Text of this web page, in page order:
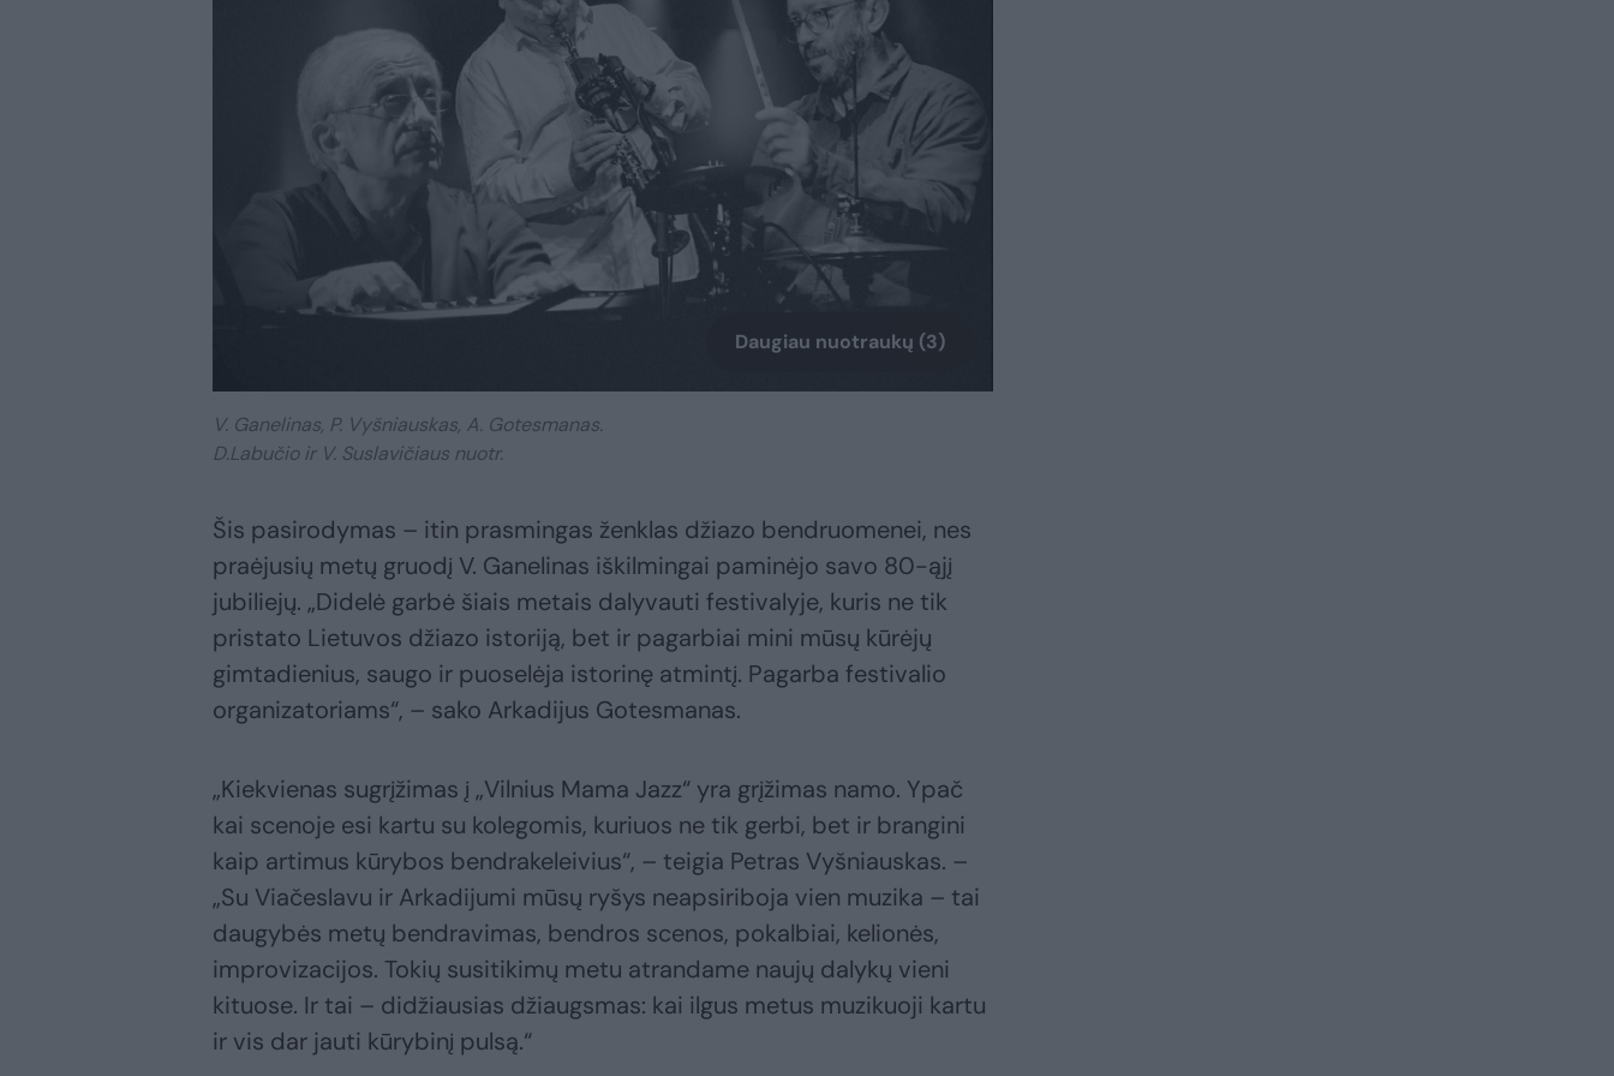
Daugiau nuotraukų (3)
V. Ganelinas, P. Vyšniauskas, A. Gotesmanas.
D.Labučio ir V. Suslavičiaus nuotr.
Šis pasirodymas – itin prasmingas ženklas džiazo bendruomenei, nes
praėjusių metų gruodį V. Ganelinas iškilmingai paminėjo savo 80-ąjį
jubiliejų. „Didelė garbė šiais metais dalyvauti festivalyje, kuris ne tik
pristato Lietuvos džiazo istoriją, bet ir pagarbiai mini mūsų kūrėjų
gimtadienius, saugo ir puoselėja istorinę atmintį. Pagarba festivalio
organizatoriams“, – sako Arkadijus Gotesmanas.
„Kiekvienas sugrįžimas į „Vilnius Mama Jazz“ yra grįžimas namo. Ypač
kai scenoje esi kartu su kolegomis, kuriuos ne tik gerbi, bet ir brangini
kaip artimus kūrybos bendrakeleivius“, – teigia Petras Vyšniauskas. –
„Su Viačeslavu ir Arkadijumi mūsų ryšys neapsiriboja vien muzika – tai
daugybės metų bendravimas, bendros scenos, pokalbiai, kelionės,
improvizacijos. Tokių susitikimų metu atrandame naujų dalykų vieni
kituose. Ir tai – didžiausias džiaugsmas: kai ilgus metus muzikuoji kartu
ir vis dar jauti kūrybinį pulsą.“